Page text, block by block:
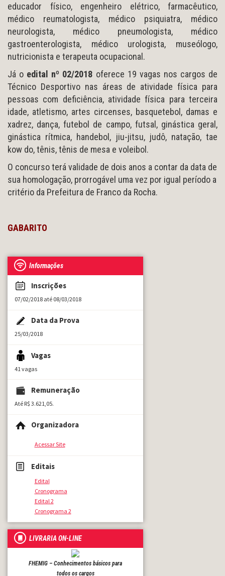
educador físico, engenheiro elétrico, farmacêutico,
médico reumatologista, médico psiquiatra, médico
neurologista, médico pneumologista, médico
gastroenterologista, médico urologista, museólogo,
nutricionista e terapeuta ocupacional.
Já o edital nº 02/2018 oferece 19 vagas nos cargos de
Técnico Desportivo nas áreas de atividade física para
pessoas com deficiência, atividade física para terceira
idade, atletismo, artes circenses, basquetebol, damas e
xadrez, dança, futebol de campo, futsal, ginástica geral,
ginástica rítmica, handebol, jiu-jitsu, judô, natação, tae
kow do, tênis, tênis de mesa e voleibol.
O concurso terá validade de dois anos a contar da data de
sua homologação, prorrogável uma vez por igual período a
critério da Prefeitura de Franco da Rocha.
GABARITO
Informações
Inscrições
07/02/2018 até 08/03/2018
Data da Prova
25/03/2018
Vagas
41 vagas
Remuneração
Até R$ 3.621,05.
Organizadora
Acessar Site
Editais
Edital
Cronograma
Edital 2
Cronograma 2
LIVRARIA ON-LINE
FHEMIG – Conhecimentos básicos para
todos os cargos